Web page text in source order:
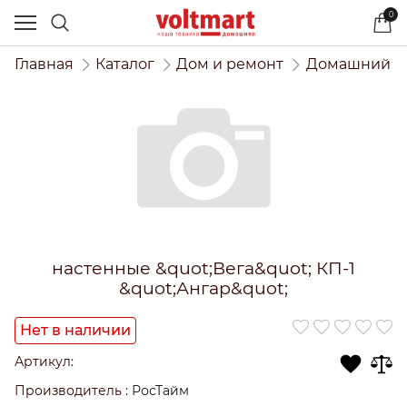
0
Главная Каталог Дом и ремонт Домашний
настенные &quot;Вега&quot; КП-1
&quot;Ангар&quot;
Нет в наличии
Артикул:
Производитель : РосТайм